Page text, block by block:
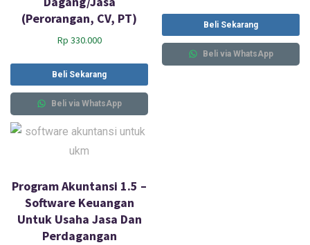
(Perorangan, CV, PT)
Rp 330.000
Beli Sekarang
Beli via WhatsApp
Beli Sekarang
Beli via WhatsApp
Program Akuntansi 1.5 –
Software Keuangan
Untuk Usaha Jasa Dan
Perdagangan